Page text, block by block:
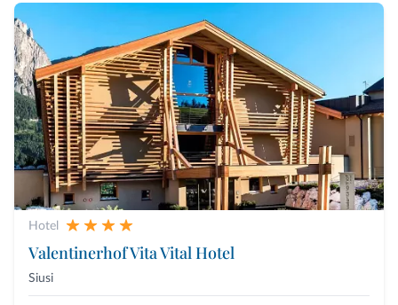
Hotel
Valentinerhof Vita Vital Hotel
Siusi